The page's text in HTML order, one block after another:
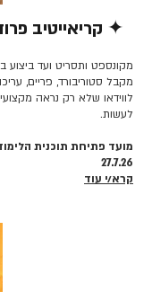
✦ קריאייטיב
מקבל סטוריבורד, פריים,
לווידאו שלא רק נראה
לעשות.
מועד פתיחת תוכנית
27.7.26
קרא/י עוד